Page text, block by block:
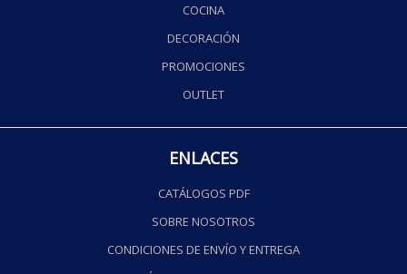
COCINA
DECORACIÓN
PROMOCIONES
OUTLET
ENLACES
CATÁLOGOS PDF
SOBRE NOSOTROS
CONDICIONES DE ENVÍO Y ENTREGA